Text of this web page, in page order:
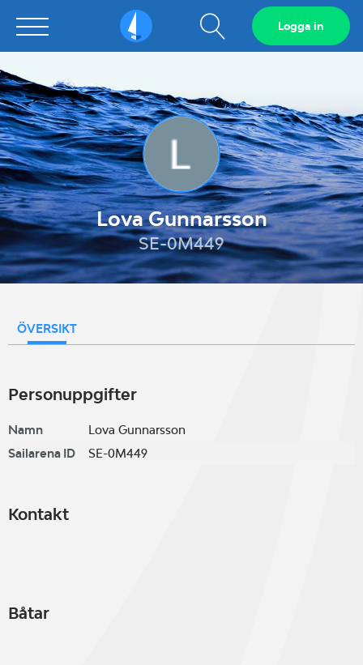
Sailarena Visa
sökfält
Logga in
Lova Gunnarsson
SE-0M449
ÖVERSIKT
Personuppgifter
Namn
Lova Gunnarsson
Sailarena ID
SE-0M449
Kontakt
Båtar